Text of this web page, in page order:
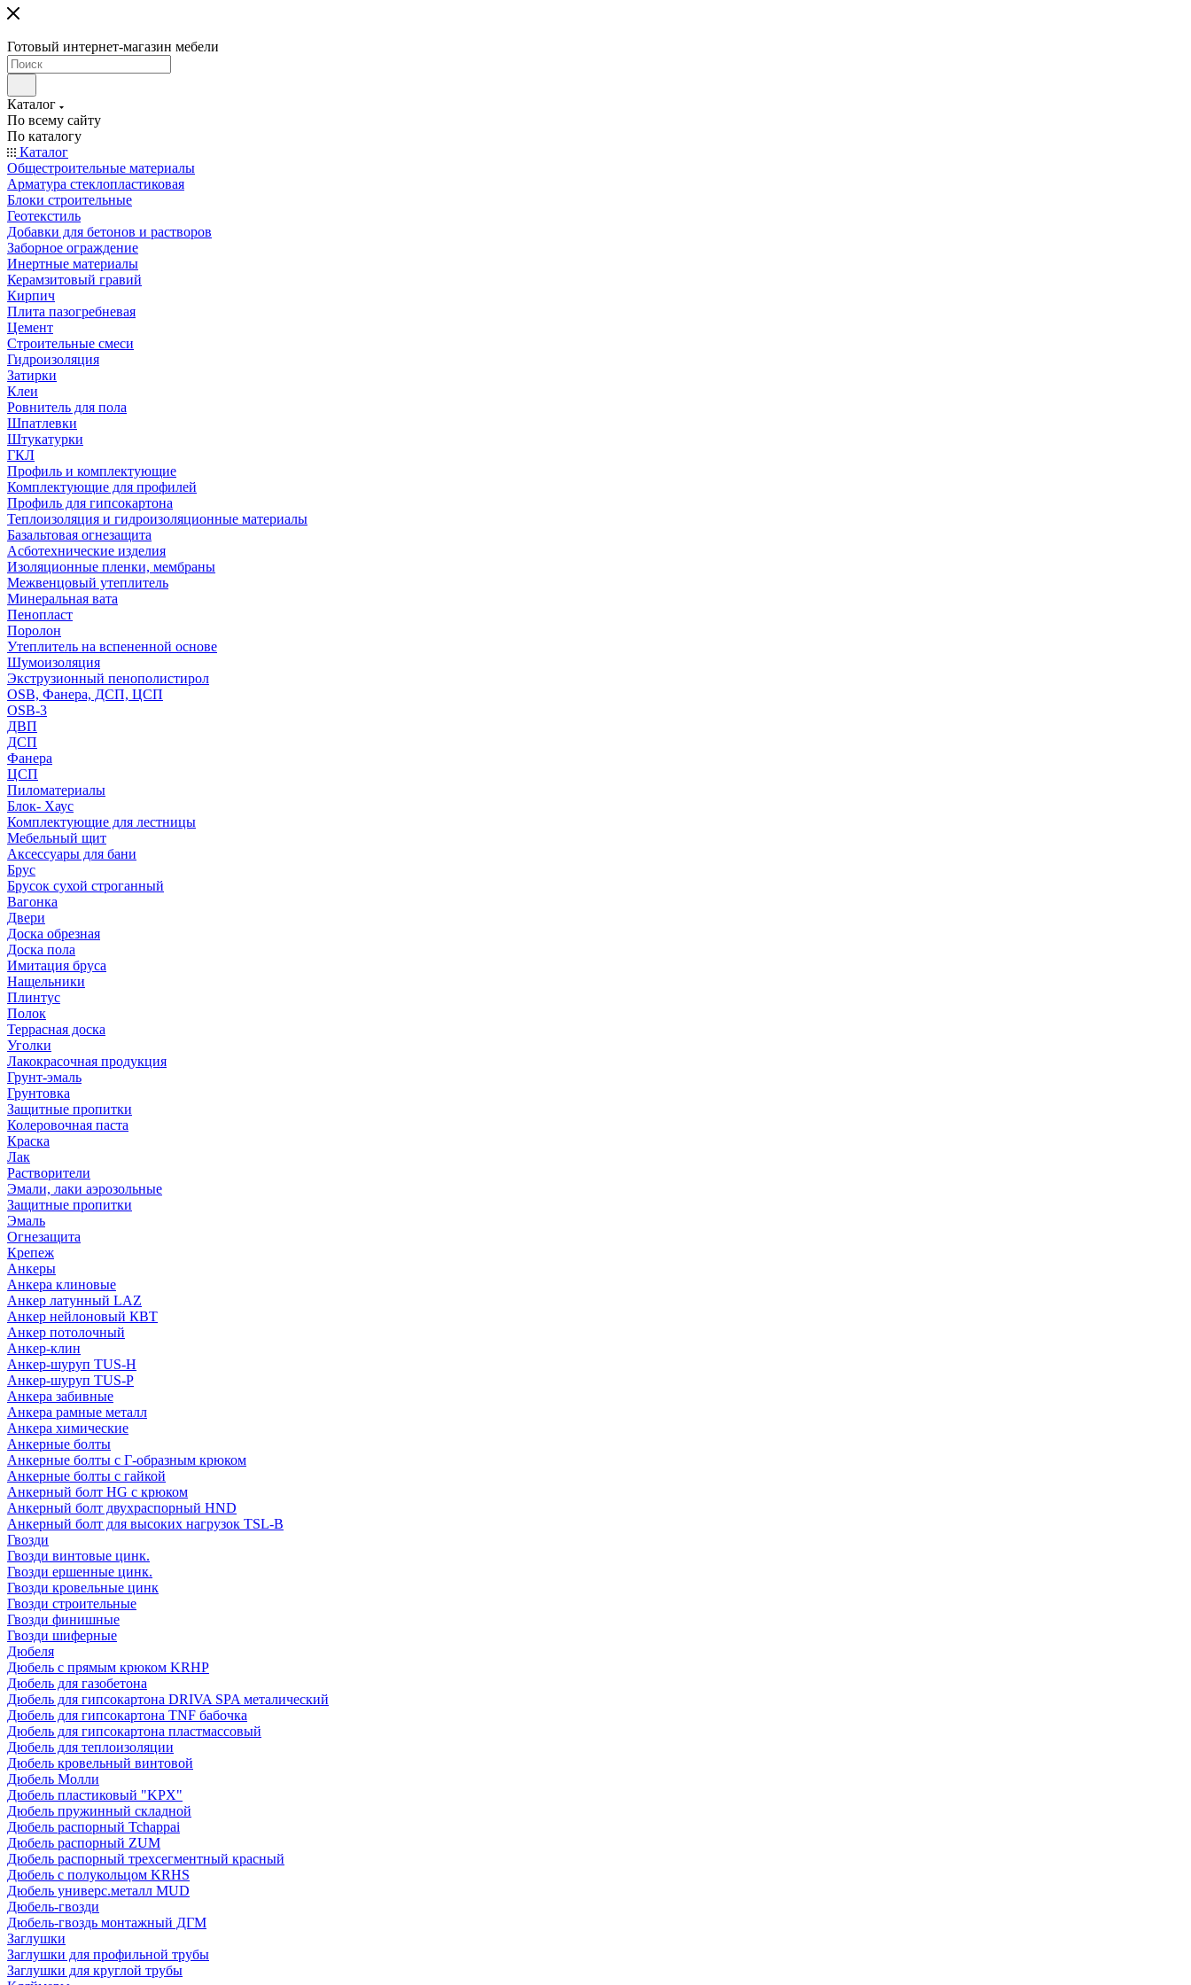
Готовый интернет-магазин мебели
Каталог
По всему сайту
По каталогу
Каталог
Общестроительные материалы
Арматура стеклопластиковая
Блоки строительные
Геотекстиль
Добавки для бетонов и растворов
Заборное ограждение
Инертные материалы
Керамзитовый гравий
Кирпич
Плита пазогребневая
Цемент
Строительные смеси
Гидроизоляция
Затирки
Клеи
Ровнитель для пола
Шпатлевки
Штукатурки
ГКЛ
Профиль и комплектующие
Комплектующие для профилей
Профиль для гипсокартона
Теплоизоляция и гидроизоляционные материалы
Базальтовая огнезащита
Асботехнические изделия
Изоляционные пленки, мембраны
Межвенцовый утеплитель
Минеральная вата
Пенопласт
Поролон
Утеплитель на вспененной основе
Шумоизоляция
Экструзионный пенополистирол
OSB, Фанера, ДСП, ЦСП
OSB-3
ДВП
ДСП
Фанера
ЦСП
Пиломатериалы
Блок- Хаус
Комплектующие для лестницы
Мебельный щит
Аксессуары для бани
Брус
Брусок сухой строганный
Вагонка
Двери
Доска обрезная
Доска пола
Имитация бруса
Нащельники
Плинтус
Полок
Террасная доска
Уголки
Лакокрасочная продукция
Грунт-эмаль
Грунтовка
Защитные пропитки
Колеровочная паста
Краска
Лак
Растворители
Эмали, лаки аэрозольные
Защитные пропитки
Эмаль
Огнезащита
Крепеж
Анкеры
Анкера клиновые
Анкер латунный LAZ
Анкер нейлоновый КВТ
Анкер потолочный
Анкер-клин
Анкер-шуруп TUS-H
Анкер-шуруп TUS-P
Анкера забивные
Анкера рамные металл
Анкера химические
Анкерные болты
Анкерные болты с Г-образным крюком
Анкерные болты с гайкой
Анкерный болт HG с крюком
Анкерный болт двухраспорный HND
Анкерный болт для высоких нагрузок TSL-B
Гвозди
Гвозди винтовые цинк.
Гвозди ершенные цинк.
Гвозди кровельные цинк
Гвозди строительные
Гвозди финишные
Гвозди шиферные
Дюбеля
Дюбель с прямым крюком KRHP
Дюбель для газобетона
Дюбель для гипсокартона DRIVA SPA металический
Дюбель для гипсокартона TNF бабочка
Дюбель для гипсокартона пластмассовый
Дюбель для теплоизоляции
Дюбель кровельный винтовой
Дюбель Молли
Дюбель пластиковый "KPX"
Дюбель пружинный складной
Дюбель распорный Tchappai
Дюбель распорный ZUM
Дюбель распорный трехсегментный красный
Дюбель с полукольцом KRHS
Дюбель универс.металл MUD
Дюбель-гвозди
Дюбель-гвоздь монтажный ДГМ
Заглушки
Заглушки для профильной трубы
Заглушки для круглой трубы